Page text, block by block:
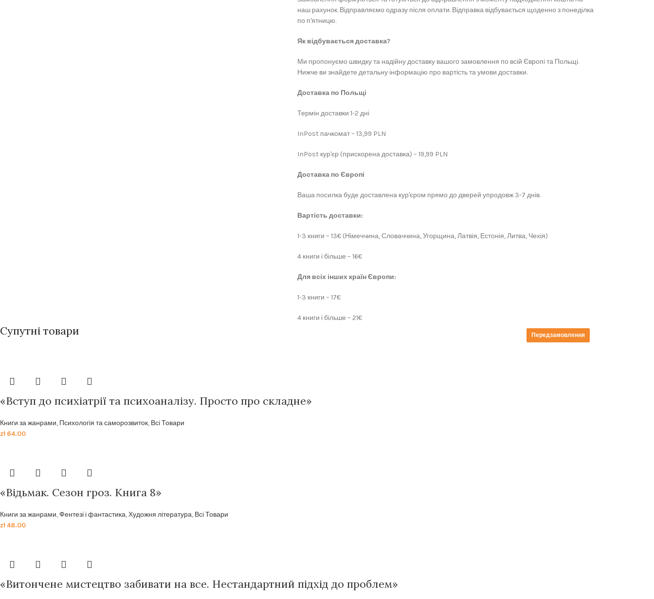
наш рахунок. Відправляємо одразу після оплати. Відправка відбувається щоденно з понеділка
по п'ятницю.
Як відбувається доставка?
Ми пропонуємо швидку та надійну доставку вашого замовлення по всій Європі та Польщі.
Нижче ви знайдете детальну інформацію про вартість та умови доставки.
Доставка по Польщі
Термін доставки 1-2 дні
InPost пачкомат – 13,99 PLN
InPost кур'єр (прискорена доставка) – 19,99 PLN
Доставка по Європі
Ваша посилка буде доставлена кур'єром прямо до дверей упродовж 3-7 днів.
Вартість доставки:
1-3 книги – 13€ (Німеччина, Словаччина, Угорщина, Латвія, Естонія, Литва, Чехія)
4 книги і більше – 16€
Для всіх інших країн Європи:
1-3 книги – 17€
4 книги і більше – 21€
Супутні товари Передзамовлення
«Вступ до психіатрії та психоаналізу. Просто про складне»
Книги за жанрами, Психологія та саморозвиток, Всі Товари
zł 64.00
Передзамовлення
«Відьмак. Сезон гроз. Книга 8»
Книги за жанрами,Фентезі і фантастика,Художня література, Всі Товари
zł48.00
«Витончене мистецтво забивати на все. Нестандартний підхід до проблем»